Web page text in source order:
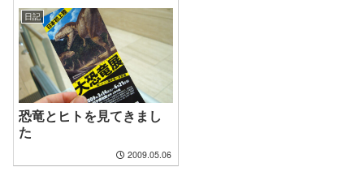
日記
恐竜とヒトを見てきまし
た
2009.05.06